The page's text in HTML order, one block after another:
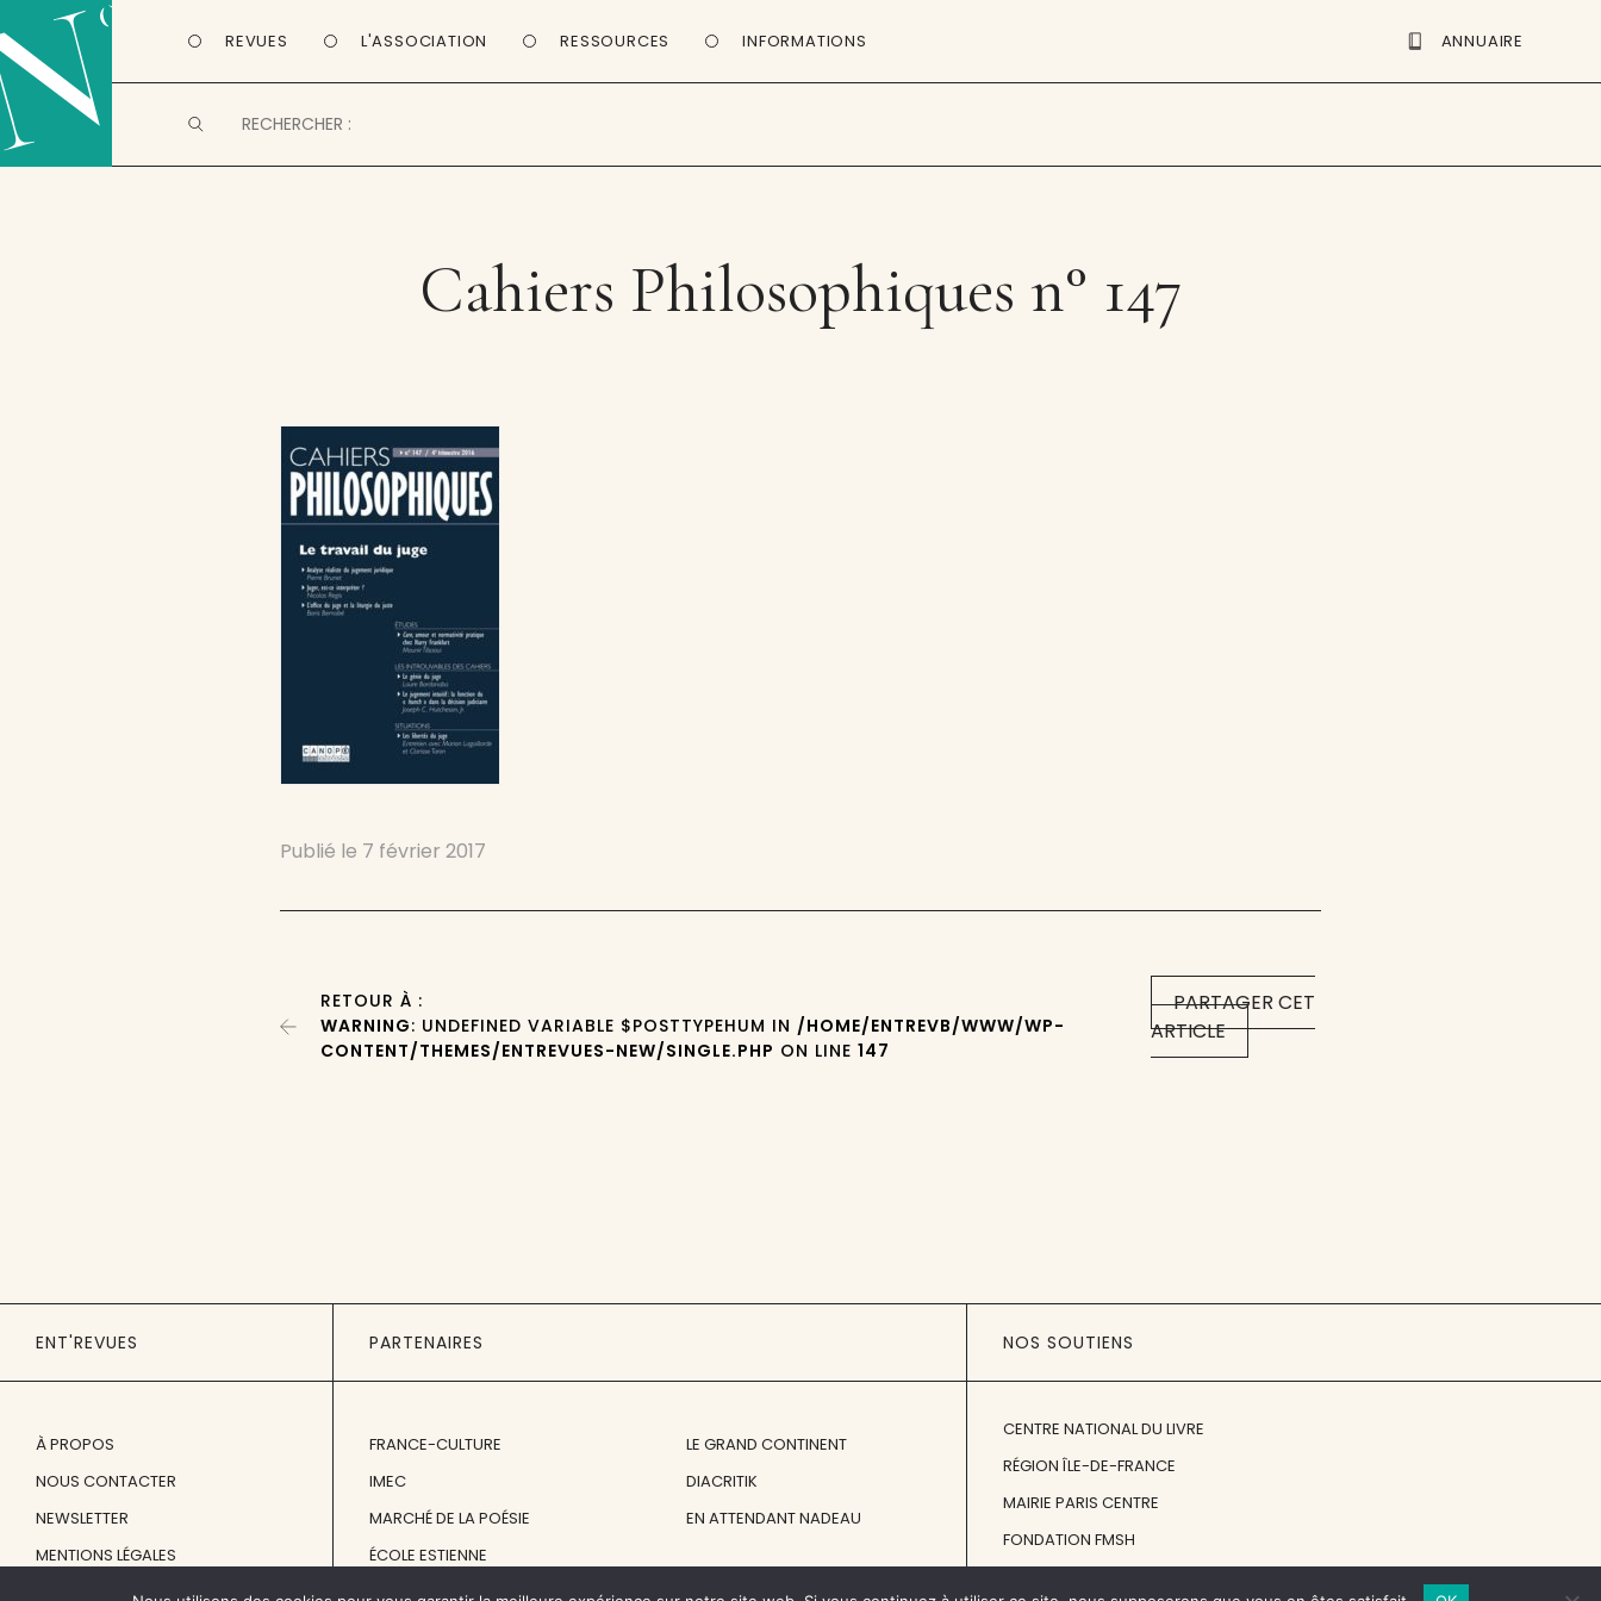
REVUES L'ASSOCIATION RESSOURCES INFORMATIONS ANNUAIRE
Cahiers Philosophiques n° 147
Publié le 7 février 2017
PARTAGER CET
ARTICLE
RETOUR À :
WARNING: UNDEFINED VARIABLE $POSTTYPEHUM IN /HOME/ENTREVB/WWW/WP-
CONTENT/THEMES/ENTREVUES-NEW/SINGLE.PHP ON LINE147
ENT'REVUES
À PROPOS
NOUS CONTACTER
NEWSLETTER
MENTIONS LÉGALES
PARTENAIRES
FRANCE-CULTURE
IMEC
MARCHÉ DE LA POÉSIE
ÉCOLE ESTIENNE
LE GRAND CONTINENT
DIACRITIK
EN ATTENDANT NADEAU
NOS SOUTIENS
CENTRE NATIONAL DU LIVRE
RÉGION ÎLE-DE-FRANCE
MAIRIE PARIS CENTRE
FONDATION FMSH